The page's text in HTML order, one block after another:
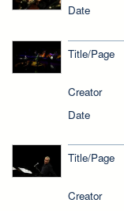
Date
Title/Page
Creator
Date
Title/Page
Creator